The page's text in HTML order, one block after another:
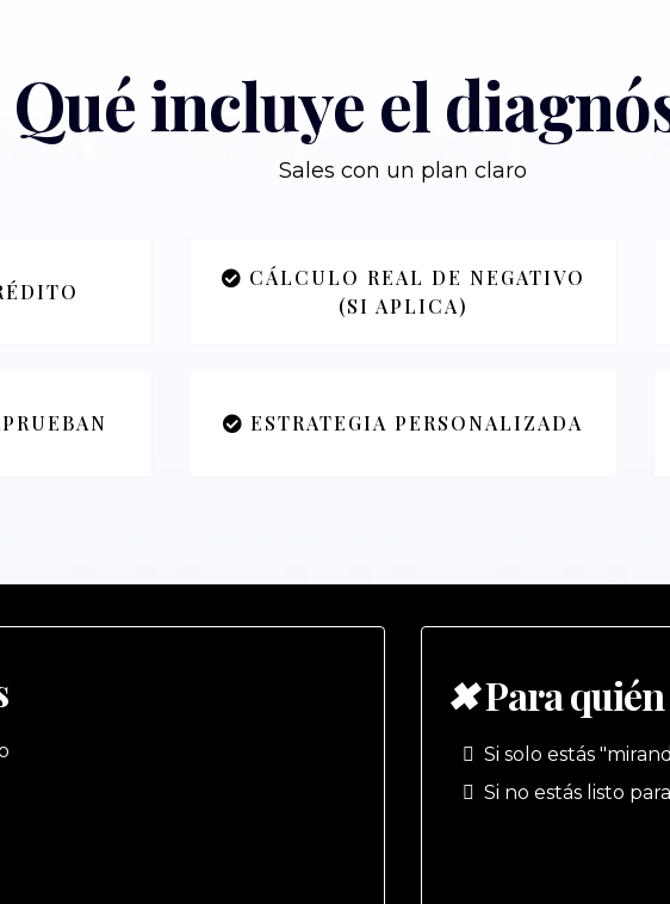
Qué incluye el
Sales con un plan claro
CÁLCULO REAL DE NEGATIVO
(SI APLICA)
ESTRATEGIA PERSONALIZADA
✖Para quién
Si solo estás
Si no estás listo